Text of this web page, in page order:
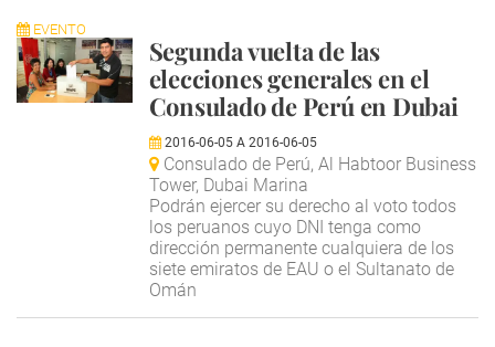
EVENTO
Segunda vuelta de las
elecciones generales en el
Consulado de Perú en Dubai
2016-06-05A 2016-06-05
Consulado de Perú, Al Habtoor Business
Tower, Dubai Marina
Podrán ejercer su derecho al voto todos
los peruanos cuyo DNI tenga como
dirección permanente cualquiera de los
siete emiratos de EAU o el Sultanato de
Omán